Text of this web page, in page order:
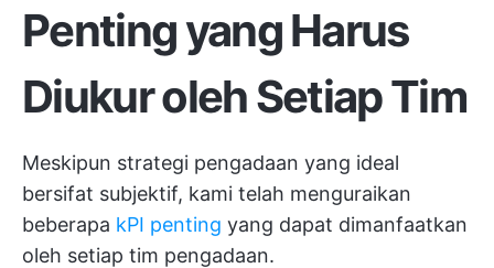
Penting yang Harus
Diukur oleh Setiap Tim
Meskipun strategi pengadaan yang ideal
bersifat subjektif, kami telah menguraikan
beberapa kPI penting yang dapat dimanfaatkan
oleh setiap tim pengadaan.